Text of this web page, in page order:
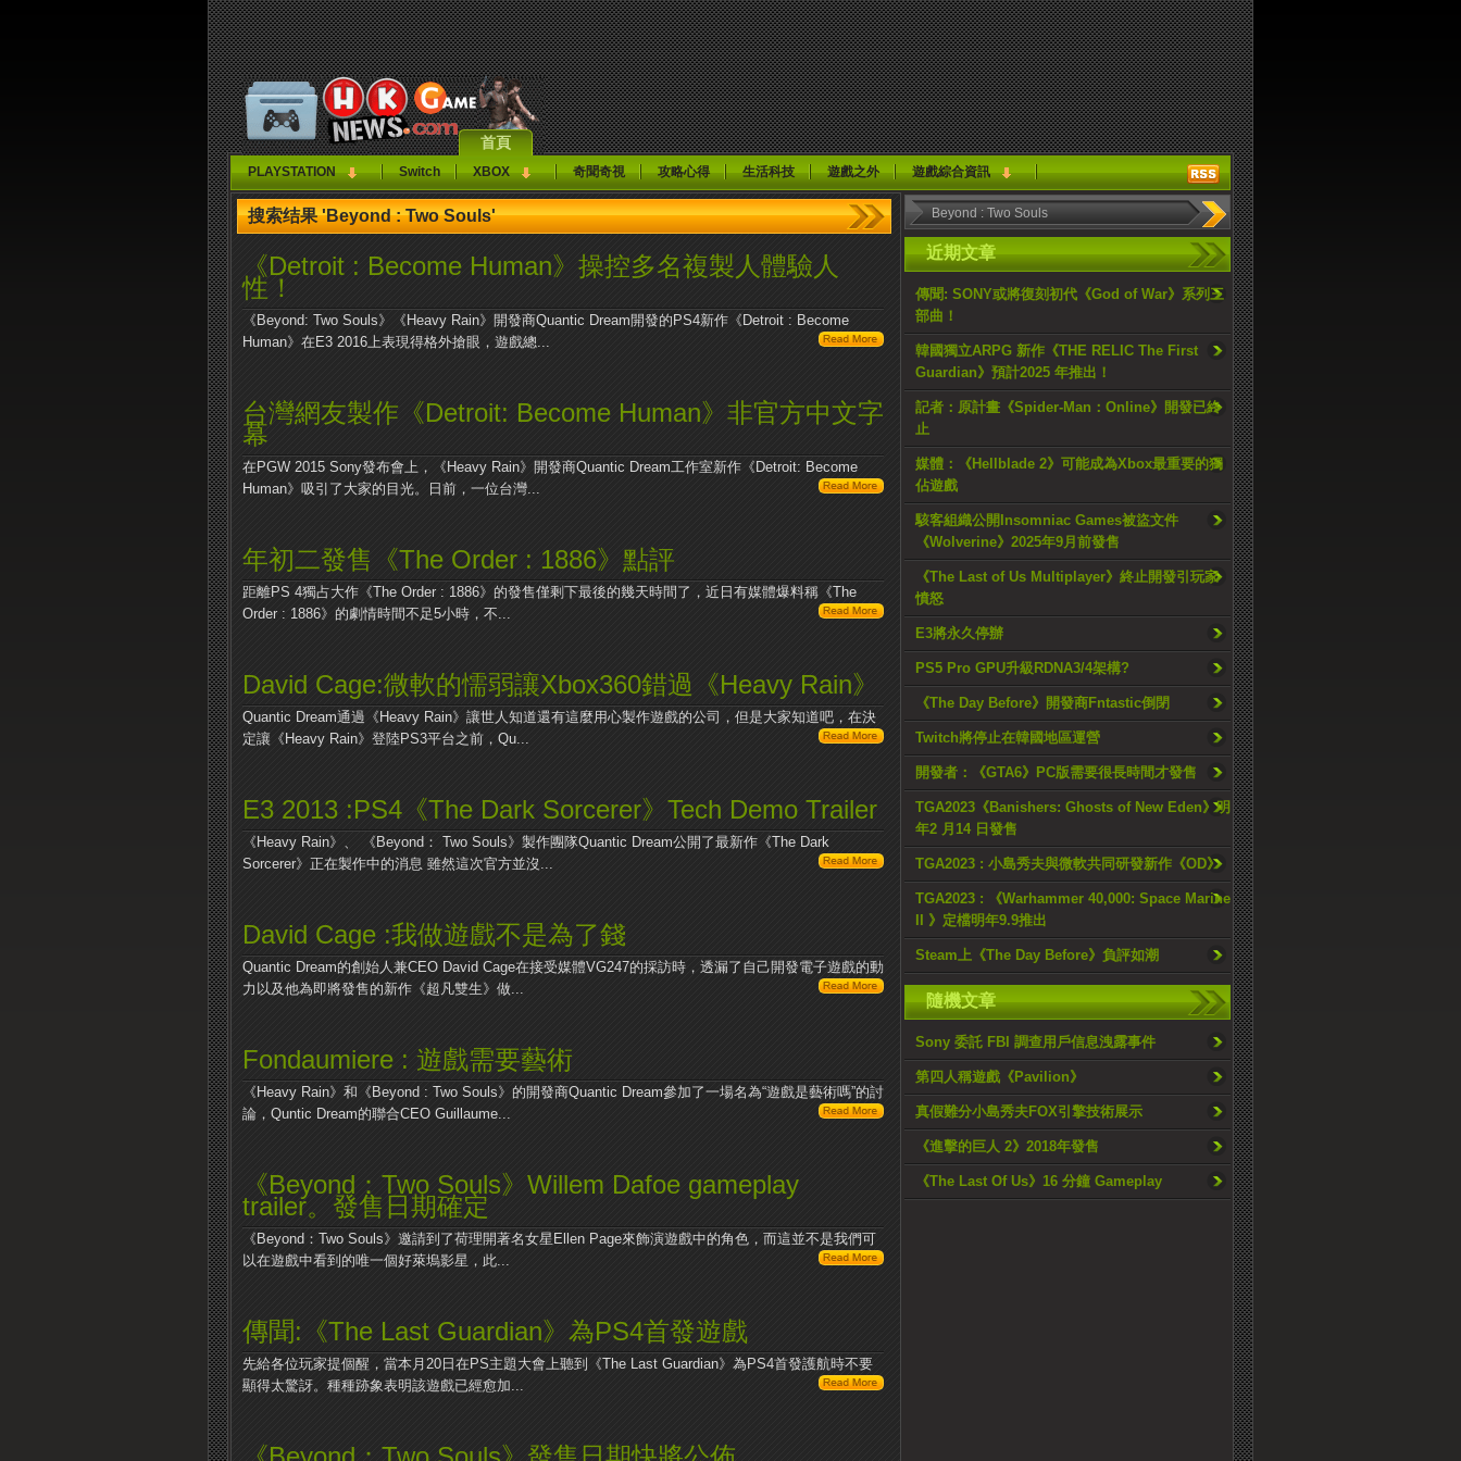
首頁
PLAYSTATION Switch XBOX 奇聞奇視 攻略心得 生活科技 遊戲之外 遊戲綜合資訊
近期文章
傳聞: SONY或將復刻初代《God of War》系列三
部曲！
韓國獨立ARPG 新作《THE RELIC The First
Guardian》預計2025 年推出！
記者：原計畫《Spider-Man：Online》開發已終
止
媒體：《Hellblade 2》可能成為Xbox最重要的獨
佔遊戲
駭客組織公開Insomniac Games被盜文件
《Wolverine》2025年9月前發售
《The Last of Us Multiplayer》終止開發引玩家
憤怒
E3將永久停辦
PS5 Pro GPU升級RDNA3/4架構?
《The Day Before》開發商Fntastic倒閉
Twitch將停止在韓國地區運營
開發者：《GTA6》PC版需要很長時間才發售
TGA2023《Banishers: Ghosts of New Eden》明
年2 月14 日發售
TGA2023 : 小島秀夫與微軟共同研發新作《OD》
TGA2023 : 《Warhammer 40,000: Space Marine
II 》定檔明年9.9推出
Steam上《The Day Before》負評如潮
隨機文章
Sony 委託 FBI 調查用戶信息洩露事件
第四人稱遊戲《Pavilion》
真假難分小島秀夫FOX引擎技術展示
《進擊的巨人 2》2018年發售
《The Last Of Us》16 分鐘 Gameplay
搜索结果 'Beyond : Two Souls'
《Detroit : Become Human》操控多名複製人體驗人
性！
《Beyond: Two Souls》《Heavy Rain》開發商Quantic Dream開發的PS4新作《Detroit : Become
Human》在E3 2016上表現得格外搶眼，遊戲總...
台灣網友製作《Detroit: Become Human》非官方中文字
幕
在PGW 2015 Sony發布會上，《Heavy Rain》開發商Quantic Dream工作室新作《Detroit: Become
Human》吸引了大家的目光。日前，一位台灣...
年初二發售《The Order : 1886》點評
距離PS 4獨占大作《The Order : 1886》的發售僅剩下最後的幾天時間了，近日有媒體爆料稱《The
Order : 1886》的劇情時間不足5小時，不...
David Cage:微軟的懦弱讓Xbox360錯過《Heavy Rain》
Quantic Dream通過《Heavy Rain》讓世人知道還有這麼用心製作遊戲的公司，但是大家知道吧，在決
定讓《Heavy Rain》登陸PS3平台之前，Qu...
E3 2013 :PS4《The Dark Sorcerer》Tech Demo Trailer
《Heavy Rain》、 《Beyond： Two Souls》製作團隊Quantic Dream公開了最新作《The Dark
Sorcerer》正在製作中的消息 雖然這次官方並沒...
David Cage :我做遊戲不是為了錢
Quantic Dream的創始人兼CEO David Cage在接受媒體VG247的採訪時，透漏了自己開發電子遊戲的動
力以及他為即將發售的新作《超凡雙生》做...
Fondaumiere : 遊戲需要藝術
《Heavy Rain》和《Beyond : Two Souls》的開發商Quantic Dream參加了一場名為“遊戲是藝術嗎”的討
論，Quntic Dream的聯合CEO Guillaume...
《Beyond：Two Souls》Willem Dafoe gameplay
trailer。發售日期確定
《Beyond：Two Souls》邀請到了荷理開著名女星Ellen Page來飾演遊戲中的角色，而這並不是我們可
以在遊戲中看到的唯一個好萊塢影星，此...
傳聞:《The Last Guardian》為PS4首發遊戲
先給各位玩家提個醒，當本月20日在PS主題大會上聽到《The Last Guardian》為PS4首發護航時不要
顯得太驚訝。種種跡象表明該遊戲已經愈加...